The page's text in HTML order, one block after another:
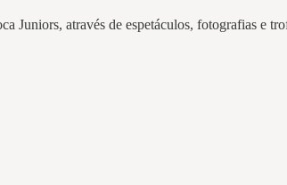
Juniors, através de espetáculos, fotografias e